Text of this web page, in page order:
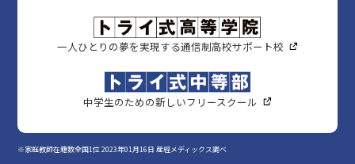
一人ひとりの夢を実現する通信制高校サポート校
中学生のための新しいフリースクール
※家庭教師在籍数全国1位 2023年01月16日 産經メディックス調べ